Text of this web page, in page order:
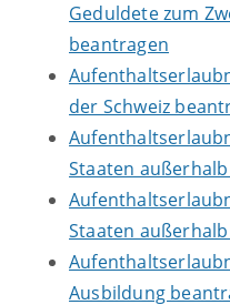
Geduldete zum
beantragen
der Schweiz
Staaten
Staaten
Ausbildung